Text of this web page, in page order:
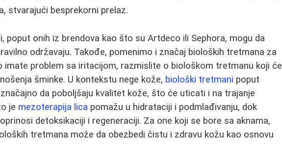
stvarajući besprekorni prelaz.
poput onih iz brendova kao što su Artdeco ili Sephora, mogu da
održavaju. Takođe, pomenimo i značaj bioloških tretmana za
imate problem sa iritacijom, razmislite o biološkom tretmanu koji će
šminke. U kontekstu nege kože, biološki tretmani poput
da poboljšaju kvalitet kože, što će uticati i na trajanje
je mezoterapija lica pomažu u hidrataciji i podmlađivanju, dok
detoksikaciji i regeneraciji. Za one koji se bore sa aknama,
tretmana može da obezbedi čistu i zdravu kožu kao osnovu